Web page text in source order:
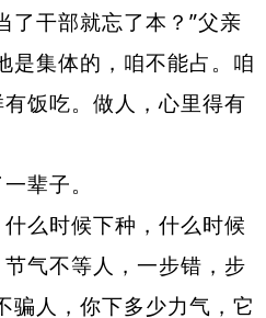
了干部就忘了本？”父亲
是集体的，咱不能占。咱
饭吃。做人，心里得有
辈子。
么时候下种，什么时候
气不等人，一步错，步
骗人，你下多少力气，它